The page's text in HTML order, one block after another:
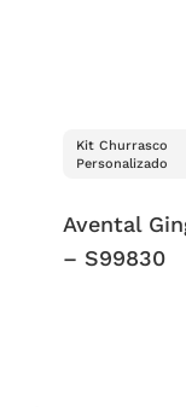
Kit Churrasco
Personalizado
Avental
– S99830